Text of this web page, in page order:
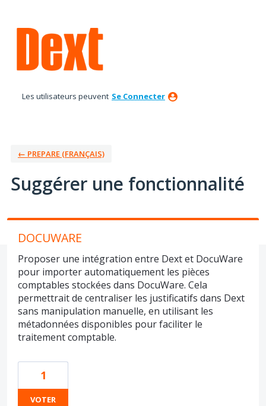
au
contenu
Les utilisateurs peuvent Se Connecter
← PREPARE (FRANÇAIS)
Suggérer une fonctionnalité
DOCUWARE
Proposer une intégration entre Dext et DocuWare
pour importer automatiquement les pièces
comptables stockées dans DocuWare. Cela
permettrait de centraliser les justificatifs dans Dext
sans manipulation manuelle, en utilisant les
métadonnées disponibles pour faciliter le
traitement comptable.
1
VOTER